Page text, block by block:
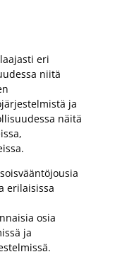
eri
niitä
ja
näitä
erilaisissa
osia
ja